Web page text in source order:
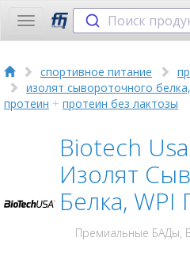
Toggle
navigation
Поиск
спортивное питание
изолят сывороточного
протеин + протеин без лактозы
Biotech
Изолят
Белка,
Премиальные БАДы,